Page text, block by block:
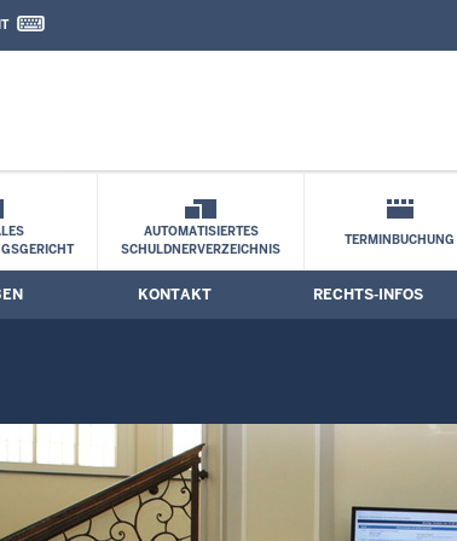
Kontaktformular
AUTOMATISIERTES
SCHULDNERVERZEICHNIS
TERMINBUCHUNG
KONTAKT RECHTS-INFOS